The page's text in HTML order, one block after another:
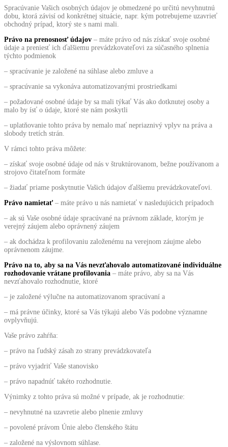
Spracúvanie Vašich osobných údajov je obmedzené po určitú nevyhnutnú
dobu, ktorá závisí od konkrétnej situácie, napr. kým potrebujeme uzavrieť
obchodný prípad, ktorý ste s nami mali.
Právo na prenosnosť údajov – máte právo od nás získať svoje osobné
údaje a preniesť ich ďalšiemu prevádzkovateľovi za súčasného splnenia
týchto podmienok
– spracúvanie je založené na súhlase alebo zmluve a
– spracúvanie sa vykonáva automatizovanými prostriedkami
– požadované osobné údaje by sa mali týkať Vás ako dotknutej osoby a
malo by ísť o údaje, ktoré ste nám poskytli
– uplatňovanie tohto práva by nemalo mať nepriaznivý vplyv na práva a
slobody tretích strán.
V rámci tohto práva môžete:
– získať svoje osobné údaje od nás v štruktúrovanom, bežne používanom a
strojovo čitateľnom formáte
– žiadať priame poskytnutie Vašich údajov ďalšiemu prevádzkovateľovi.
Právo namietať– máte právo u nás namietať v nasledujúcich prípadoch
– ak sú Vaše osobné údaje spracúvané na právnom základe, ktorým je
verejný záujem alebo oprávnený záujem
– ak dochádza k profilovaniu založenému na verejnom záujme alebo
oprávnenom záujme.
Právo na to, aby sa na Vás nevzťahovalo automatizované individuálne
rozhodovanie vrátane profilovania – máte právo, aby sa na Vás
nevzťahovalo rozhodnutie, ktoré
– je založené výlučne na automatizovanom spracúvaní a
– má právne účinky, ktoré sa Vás týkajú alebo Vás podobne významne
ovplyvňujú.
Vaše právo zahŕňa:
– právo na ľudský zásah zo strany prevádzkovateľa
– právo vyjadriť Vaše stanovisko
– právo napadnúť takéto rozhodnutie.
Výnimky z tohto práva sú možné v prípade, ak je rozhodnutie:
– nevyhnutné na uzavretie alebo plnenie zmluvy
– povolené právom Únie alebo členského štátu
– založené na výslovnom súhlase.